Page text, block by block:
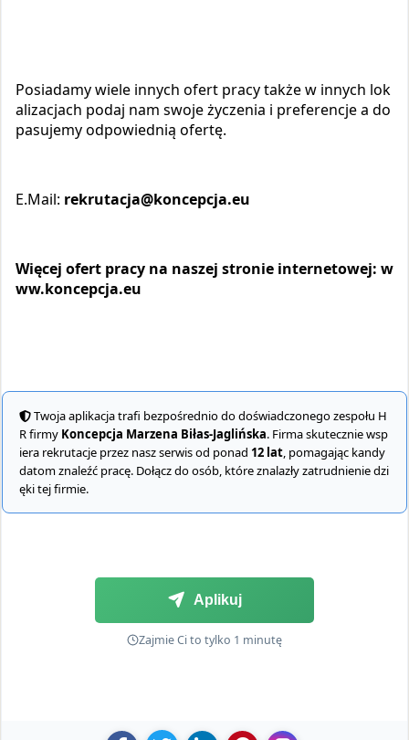
Posiadamy wiele innych ofert pracy także w innych lok
alizacjach podaj nam swoje życzenia i preferencje a do
pasujemy odpowiednią ofertę.
E.Mail: rekrutacja@koncepcja.eu
Więcej ofert pracy na naszej stronie internetowej: w
ww.koncepcja.eu
Twoja aplikacja trafi bezpośrednio do doświadczonego zespołu H
R firmy Koncepcja Marzena Biłas-Jaglińska. Firma skutecznie wsp
iera rekrutacje przez nasz serwis od ponad 12 lat, pomagając kandy
datom znaleźć pracę. Dołącz do osób, które znalazły zatrudnienie dzi
ęki tej firmie.
Aplikuj
Zajmie Ci to tylko 1 minutę